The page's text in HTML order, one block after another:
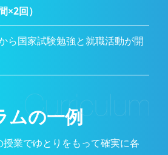
×2回）
ら国家試験勉強と就職活動が開
ムの一例
業でゆとりをもって確実に各